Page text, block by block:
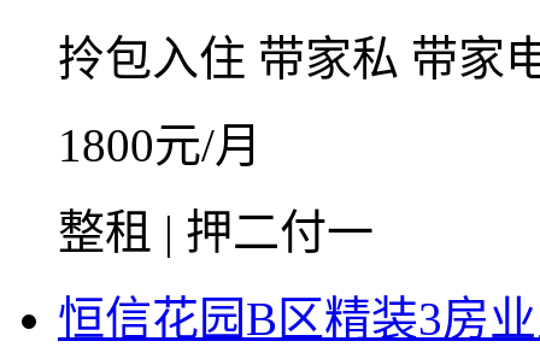
拎包入住 带家私 带家
1800元/月
整租 | 押二付一
恒信花园B区精装3房